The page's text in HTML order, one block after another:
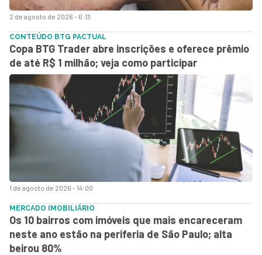
2 de agosto de 2026 - 6:13
1 de agosto de 2026 - 14:00
CONTEÚDO BTG PACTUAL
Copa BTG Trader abre inscrições e oferece prêmio
de até R$ 1 milhão; veja como participar
MERCADO IMOBILIÁRIO
Os 10 bairros com imóveis que mais encareceram
neste ano estão na periferia de São Paulo; alta
beirou 80%